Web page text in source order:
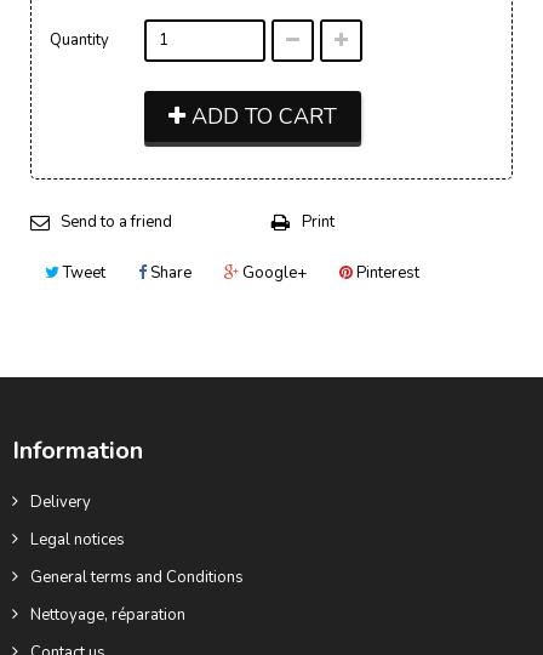
Quantity
ADD TO CART
Send to a friend Print
Tweet Share Google+ Pinterest
Information
Delivery
Legal notices
General terms and Conditions
Nettoyage, réparation